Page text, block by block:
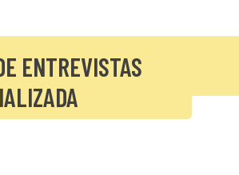
ENTREVISTAS